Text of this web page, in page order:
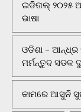
ଇଡିତାଲ୍ ୨୦୨୫
ଭାଷା
ଓଡିଶା - ଆନ୍ଧ୍ର
ମର୍ମନ୍ତୁଦ ସଡକ
କାମରେ ଆସୁନି